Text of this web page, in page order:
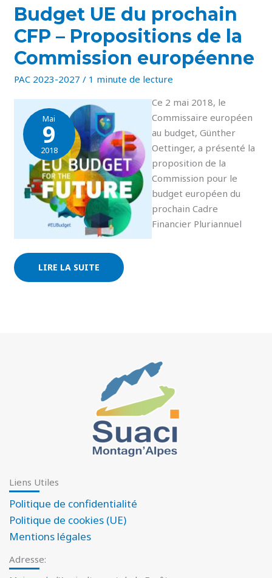
Budget UE du prochain
CFP – Propositions de la
Commission européenne
PAC 2023-2027 / 1 minute de lecture
Mai
9
2018
Ce 2 mai 2018, le
Commissaire européen
au budget, Günther
Oettinger, a présenté la
proposition de la
Commission pour le
budget européen du
prochain Cadre
Financier Pluriannuel
BUDGET
UE
DU
PROCHAIN
CFP
PROPOSITIONS
DE
LA
COMMISSION
LIRE LA SUITE
Liens Utiles
Politique de confidentialité
Politique de cookies (UE)
Mentions légales
Adresse: